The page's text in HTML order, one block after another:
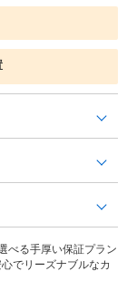
べる手厚い保証プラン
でリーズナブルなカ